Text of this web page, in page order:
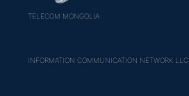
TELECOM MONGOLIA
INFORMATION COMMUNICATION NETWORK LLC